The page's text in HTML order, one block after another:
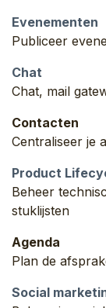
Evenementen
Publiceer
Chat
Chat, mail
Contacten
Centraliseer je
Product
Beheer
stuklijsten
Agenda
Plan de
Social